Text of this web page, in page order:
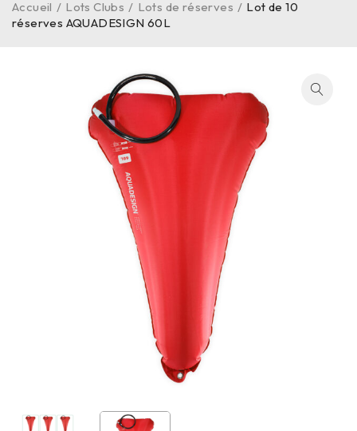
Accueil / Lots Clubs / Lots de réserves / Lot de 10
réserves AQUADESIGN 60L